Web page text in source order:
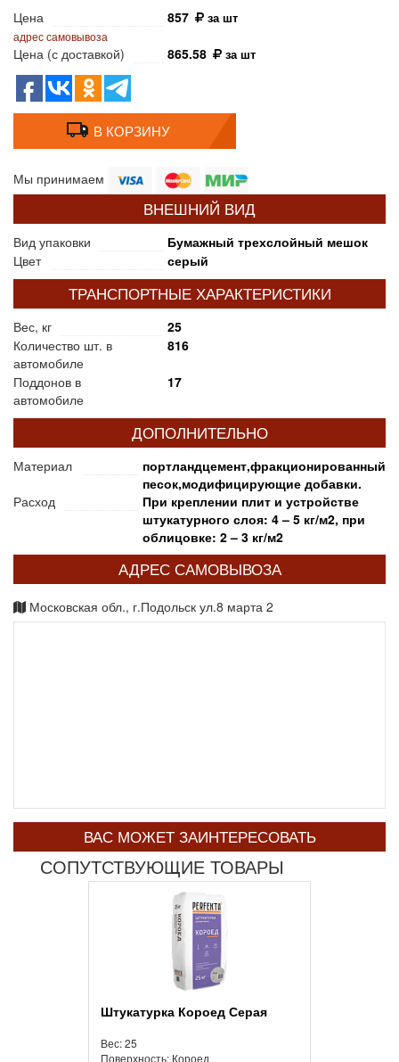
Цена
857 за шт
адрес самовывоза
Цена (с доставкой) 865.58 за шт
В КОРЗИНУ
Мы принимаем
ВНЕШНИЙ ВИД
Вид упаковки
Бумажный трехслойный мешок
Цвет
серый
ТРАНСПОРТНЫЕ ХАРАКТЕРИСТИКИ
Вес, кг
25
Количество шт. в
автомобиле
816
Поддонов в
автомобиле
17
ДОПОЛНИТЕЛЬНО
Материал
портландцемент,фракционированный
песок,модифицирующие добавки.
Расход
При креплении плит и устройстве
штукатурного слоя: 4 – 5 кг/м2, при
облицовке: 2 – 3 кг/м2
АДРЕС САМОВЫВОЗА
Московская обл., г.Подольск ул.8 марта 2
ВАС МОЖЕТ ЗАИНТЕРЕСОВАТЬ
СОПУТСТВУЮЩИЕ ТОВАРЫ
Штукатурка Короед Серая
Вес: 25
Поверхность: Короед